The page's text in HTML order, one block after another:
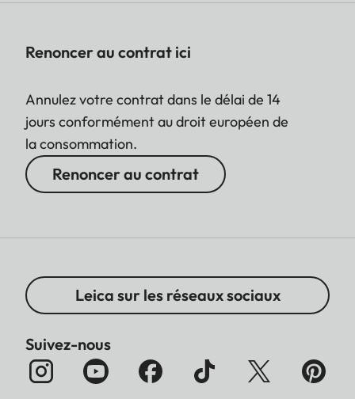
Renoncer au contrat ici
Annulez votre contrat dans le délai de 14
jours conformément au droit européen de
la consommation.
Renoncer au contrat
Leica sur les réseaux sociaux
Suivez-nous